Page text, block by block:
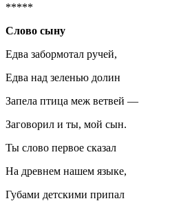
*****
Слово сыну
Едва забормотал ручей,
Едва над зеленью долин
Запела птица меж ветвей —
Заговорил и ты, мой сын.
Ты слово первое сказал
На древнем нашем языке,
Губами детскими припал